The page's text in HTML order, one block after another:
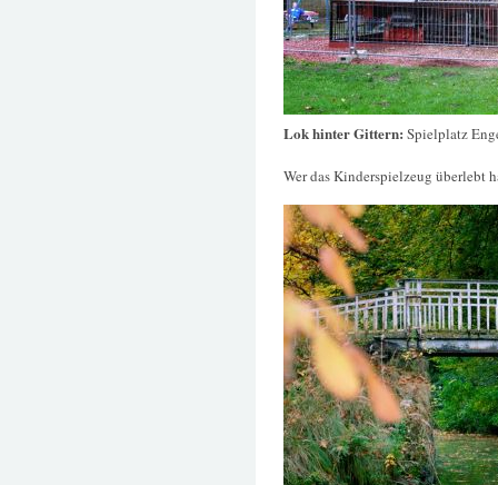
Lok hinter Gittern: Spielplatz
Wer das Kinderspielzeug überlebt